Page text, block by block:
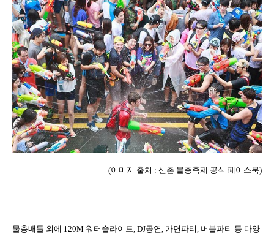
(이미지 출처 : 신촌 물총축제 공식 페이스북)
물총배틀 외에 120M 워터슬라이드 , DJ공연 가면파티 버블파티 등 다양